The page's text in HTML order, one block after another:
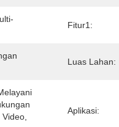
Fitur1:
Luas Lahan:
Aplikasi: